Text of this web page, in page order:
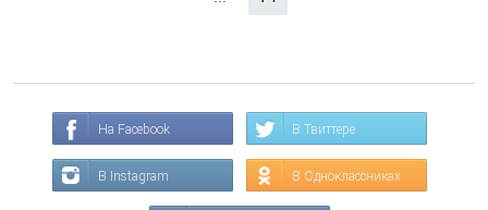
На Facebook В Твиттере
В Instagram В Одноклассниках